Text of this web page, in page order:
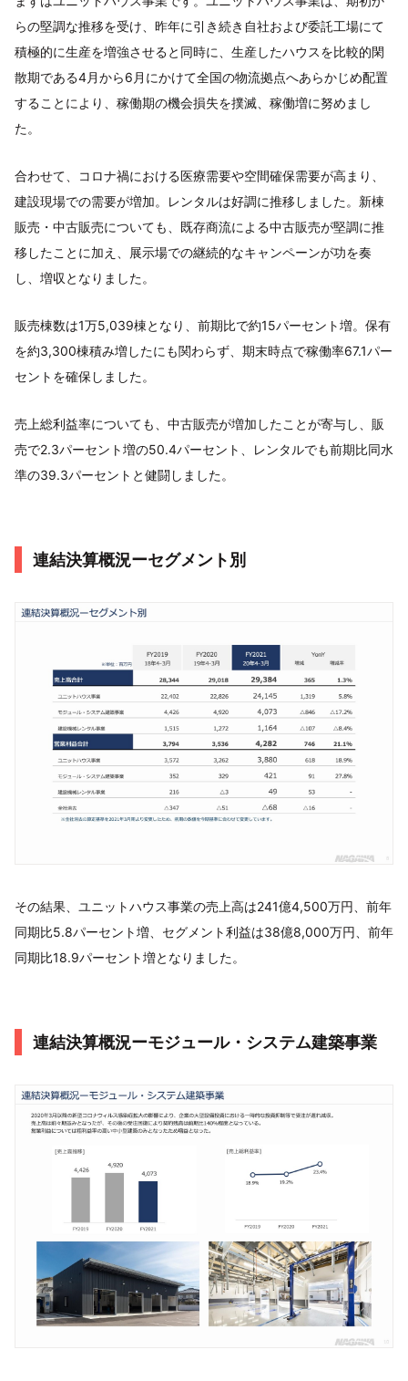
らの堅調な推移を受け、昨年に引き続き自社および委託工場にて
積極的に生産を増強させると同時に、生産したハウスを比較的閑
散期である4月から6月にかけて全国の物流拠点へあらかじめ配置
することにより、稼働期の機会損失を撲滅、稼働増に努めまし
た。
合わせて、コロナ禍における医療需要や空間確保需要が高まり、
建設現場での需要が増加。レンタルは好調に推移しました。新棟
販売・中古販売についても、既存商流による中古販売が堅調に推
移したことに加え、展示場での継続的なキャンペーンが功を奏
し、増収となりました。
販売棟数は1万5,039棟となり、前期比で約15パーセント増。保有
を約3,300棟積み増したにも関わらず、期末時点で稼働率67.1パー
セントを確保しました。
売上総利益率についても、中古販売が増加したことが寄与し、販
売で2.3パーセント増の50.4パーセント、レンタルでも前期比同水
準の39.3パーセントと健闘しました。
連結決算概況ーセグメント別
その結果、ユニットハウス事業の売上高は241億4,500万円、前年
同期比5.8パーセント増、セグメント利益は38億8,000万円、前年
同期比18.9パーセント増となりました。
連結決算概況ーモジュール・システム建築事業